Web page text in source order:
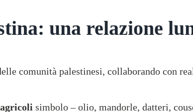
una relazione
comunità palestinesi, collaborando con
simbolo – olio, mandorle, datteri,